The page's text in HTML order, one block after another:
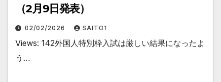
（2月9日発表）
02/02/2026 SAITO1
Views: 142外国人特別枠入試は厳しい結果になったよ
う…